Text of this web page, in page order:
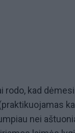
rodo, kad
nei